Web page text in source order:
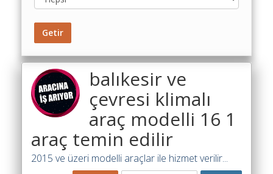
Maliyet
Hesaplama
Şartname
Karşılaştırma
Robotu
Masaüstü
Programı
Getir
balıkesir ve
çevresi klimalı
araç modelli 16 1
araç temin edilir
2015 ve üzeri modelli araçlar ile hizmet verilir...